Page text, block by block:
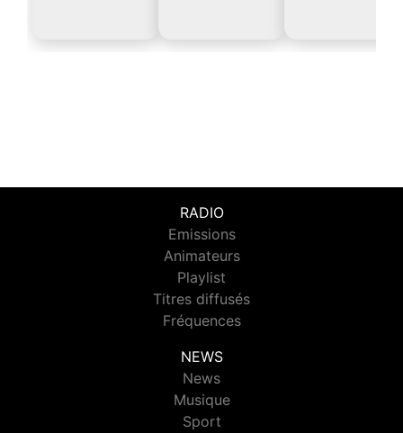
RADIO
Emissions
Animateurs
Playlist
Titres diffusés
Fréquences
NEWS
News
Musique
Sport